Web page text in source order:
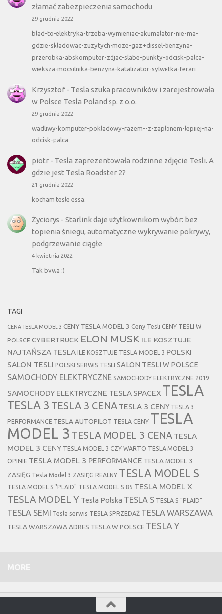
złamać zabezpieczenia samochodu
29 grudnia 2022
blad-to-elektryka-trzeba-wymieniac-akumalator-nie-ma-
gdzie-skladowac-zuzytych-moze-gaz+dissel-benzyna-
przerobka-abskomputer-zdjac-slabe-punkty-odcisk-palca-
wieksza-mocsilnika-benzyna-katalizator-sylwetka-ferari
Krzysztof- Tesla szuka pracowników i zarejestrowała
w Polsce Tesla Poland sp. z o.o.
29 grudnia 2022
wadliwy-komputer-pokladowy-razem--z-zaplonem-lepiiej-na-
odcisk-palca
piotr- Tesla zaprezentowała rodzinne zdjęcie Tesli. A
gdzie jest Tesla Roadster 2?
21 grudnia 2022
kocham tesle essa.
Życiorys - Starlink daje użytkownikom wybór: bez
topienia śniegu, automatyczne wykrywanie pokrywy,
podgrzewanie ciągłe
4 kwietnia 2022
Tak bywa :)
TAGI
CENA TESLA MODEL 3 CENY TESLA MODEL 3 Ceny Tesli CENY TESLI W
POLSCE CYBERTRUCK ELON MUSK ILE KOSZTUJE
NAJTAŃSZA TESLA ILE KOSZTUJE TESLA MODEL 3 POLSKI
SALON TESLI POLSKI SERWIS TESLI SALON TESLI W POLSCE
SAMOCHODY ELEKTRYCZNE SAMOCHODY ELEKTRYCZNE 2019
SAMOCHODY ELEKTRYCZNE TESLA SPACEX TESLA
TESLA 3 TESLA 3 CENA TESLA 3 CENY TESLA 3
PERFORMANCE TESLA AUTOPILOT TESLA CENY TESLA
MODEL 3 TESLA MODEL 3 CENA TESLA
MODEL 3 CENY TESLA MODEL 3 CZY WARTO TESLA MODEL 3
OPINIE TESLA MODEL 3 PERFORMANCE TESLA MODEL 3
ZASIĘG Tesla Model 3 ZASIĘG REALNY TESLA MODEL S
TESLA MODEL S "PLAID" TESLA MODEL S 85 TESLA MODEL X
TESLA MODEL Y Tesla Polska TESLA S TESLA S "PLAID"
TESLA SEMI Tesla serwis TESLA SPRZEDAŻ TESLA WARSZAWA
TESLA WARSZAWA ADRES TESLA W POLSCE TESLA Y
MORE